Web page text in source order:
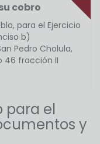
cobro
para el Ejercicio
b)
Pedro Cholula,
46 fracción II
para el
y